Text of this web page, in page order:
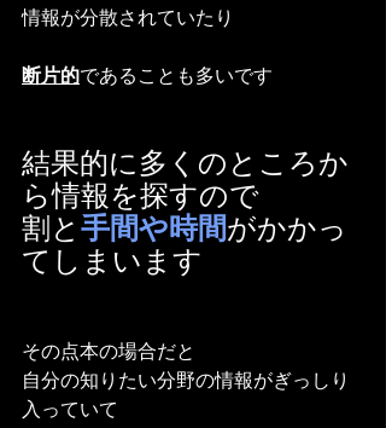
情報が分散されていたり
断片的であることも多いです
結果的に多くのところか
ら情報を探すので
割と 手間や時間がかかっ
てしまいます
その点本の場合だと
自分の知りたい分野の情報がぎっしり
入っていて